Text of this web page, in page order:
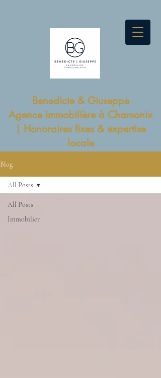
Benedicte & Giuseppe
Agence immobilière à Chamonix
| Honoraires fixes & expertise
locale
Blog
All Posts
Immobilier
All Posts